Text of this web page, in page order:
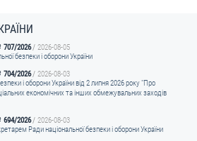
707/2026
2026-08-05
безпеки і оборони України
704/2026
2026-08-03
і оборони України від 2 липня 2026 року "Про
економічних та інших обмежувальних заходів
694/2026
2026-08-03
Ради національної безпеки і оборони України